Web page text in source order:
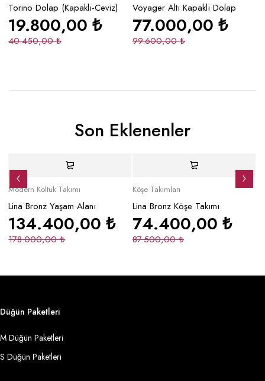
Torino Dolap (Kapaklı-Ceviz)
40.450,00₺
19.800,00₺
Voyager Altı Kapaklı Dolap
99.600,00₺
77.000,00 ₺
Son Eklenenler
Modern Koltuk Takımı
Lina Bronz Yaşam Alanı
178.000,00₺
134.400,00₺
Köşe Takımları
Lina Bronz Köşe Takımı
87.500,00₺
74.400,00₺
Düğün Paketleri
M Düğün Paketleri
S Düğün Paketleri